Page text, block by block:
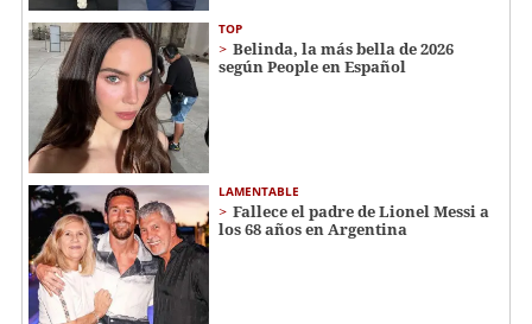
TOP
Belinda, la más bella de 2026
según People en Español
LAMENTABLE
Fallece el padre de Lionel Messi a
los 68 años en Argentina